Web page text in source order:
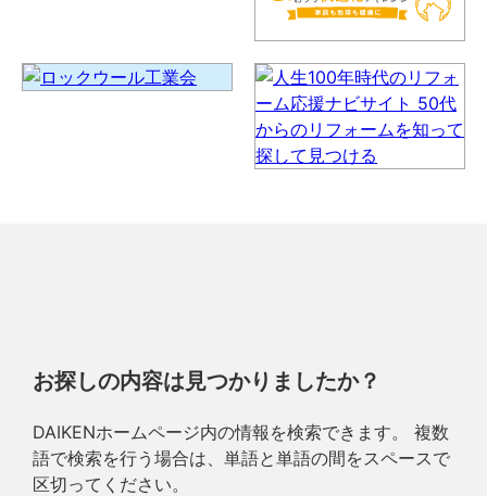
お探しの内容は見つかりましたか？
DAIKENホームページ内の情報を検索できます。 複数
語で検索を行う場合は、単語と単語の間をスペースで
区切ってください。